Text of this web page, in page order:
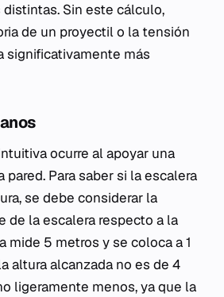
Sin este cálculo,
de un proyectil o la tensión
significativamente más
ocurre al apoyar una
pared. Para saber si la escalera
se debe considerar la
de la escalera respecto a la
mide 5 metros y se coloca a 1
altura alcanzada no es de 4
ligeramente menos, ya que la